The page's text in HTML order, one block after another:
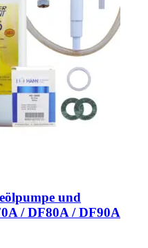
und
/ DF80A / DF90A